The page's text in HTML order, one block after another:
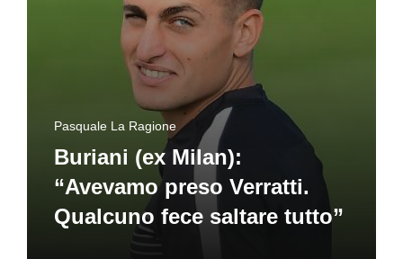
Pasquale La Ragione
Buriani (ex Milan):
“Avevamo preso Verratti.
Qualcuno fece saltare tutto”